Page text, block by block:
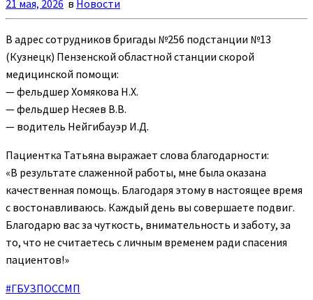
21 мая, 2026 в Новости
В адрес сотрудников бригады №256 подстанции №13
(Кузнецк) Пензенской областной станции скорой
медицинской помощи:
— фельдшер Хомякова Н.Х.
— фельдшер Несяев В.В.
— водитель Нейгибауэр И.Д.
Пациентка Татьяна выражает слова благодарности:
«В результате слаженной работы, мне была оказана
качественная помощь. Благодаря этому в настоящее время
с востонавливаюсь. Каждый день вы совершаете подвиг.
Благодарю вас за чуткость, внимательность и заботу, за
то, что не считаетесь с личным временем ради спасения
пациентов!»
#ГБУЗПОССМП